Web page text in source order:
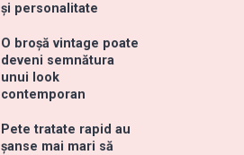
și personalitate
O broșă vintage poate
deveni semnătura
unui look
contemporan
Pete tratate rapid au
șanse mai mari să